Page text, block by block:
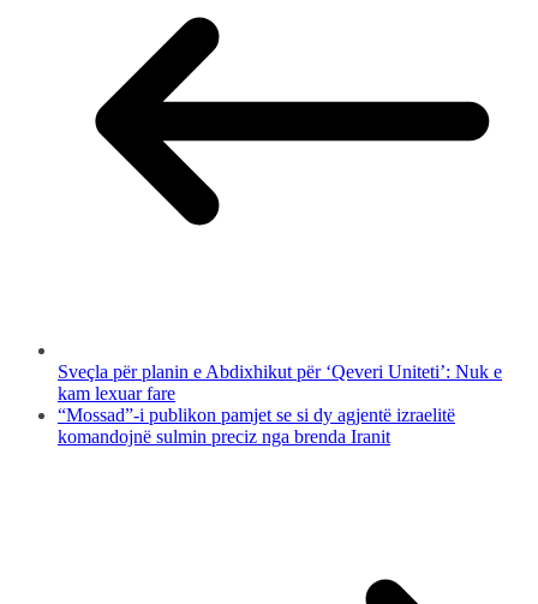
Sveçla për planin e Abdixhikut për ‘Qeveri Uniteti’: Nuk e
kam lexuar fare
“Mossad”-i publikon pamjet se si dy agjentë izraelitë
komandojnë sulmin preciz nga brenda Iranit